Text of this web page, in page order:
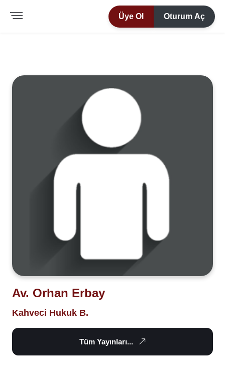
Üye Ol Oturum Aç
Av. Orhan Erbay
Kahveci Hukuk B.
Tüm Yayınları...